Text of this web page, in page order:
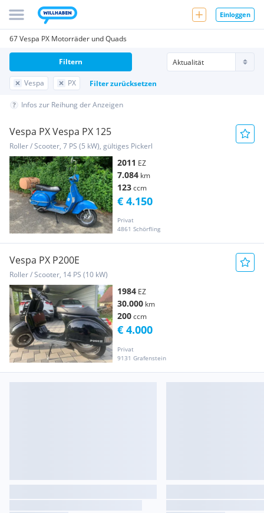
Einloggen
67 Vespa PX Motorräder und Quads
Vespa PX Filter zurücksetzen
Filtern
Infos zur Reihung der Anzeigen
Vespa PX Vespa PX 125
Roller / Scooter, 7 PS (5 kW), gültiges Pickerl
2011 EZ
7.084 km
123ccm
Privat
4861 Schörfling
€ 4.150
Vespa PX P200E
Roller / Scooter, 14 PS (10 kW)
1984 EZ
30.000 km
200ccm
Privat
9131 Grafenstein
€ 4.000